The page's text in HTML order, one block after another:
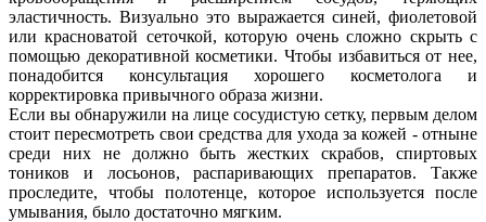
эластичность. Визуально это выражается синей, фиолетовой
или красноватой сеточкой, которую очень сложно скрыть с
помощью декоративной косметики. Чтобы избавиться от нее,
понадобится консультация хорошего косметолога и
корректировка привычного образа жизни.
Если вы обнаружили на лице сосудистую сетку, первым делом
стоит пересмотреть свои средства для ухода за кожей - отныне
среди них не должно быть жестких скрабов, спиртовых
тоников и лосьонов, распаривающих препаратов. Также
проследите, чтобы полотенце, которое используется после
умывания, было достаточно мягким.